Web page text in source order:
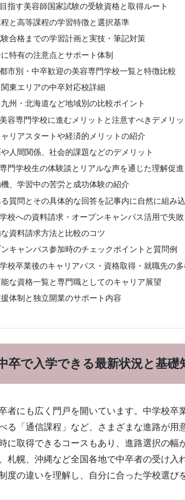
指す美容師国家試験の受験資格と取得ルート
と高等課程の学習特徴と選択基準
合格までの学習計画と実技・筆記対策
特有の注意点とサポート体制
市別・中卒歓迎の美容専門学校一覧と特徴比較
東エリアの中卒対応校詳細
州・北海道など地域別の比較ポイント
容専門学校に進むメリットと注意すべきデメリッ
リアスタートや経済的メリットの紹介
人間関係、社会的課題などのデメリット
門学校生の体験談とリアルな声を通じた理解促進
機、学習中の苦労と成功体験の紹介
質問とその具体的な回答を記事内に自然に組み
校への資料請求・オープンキャンパス活用で失
資料請求方法と比較のコツ
キャンパス参加時のチェックポイントと質問例
校卒業後のキャリアパス・資格取得・就職先の
な資格一覧と専門職としてのキャリア展望
体制と独立開業のサポート内容
卒で入学できる最新状況と基礎
者にも広く門戸を開いています。中学校卒
る「通信課程」など、さまざまな進路が用
に取得できるコースもあり、進路選択の幅
札幌、沖縄など全国各地で中卒者の受け入
度の違いを理解し、自分に合った学校選び